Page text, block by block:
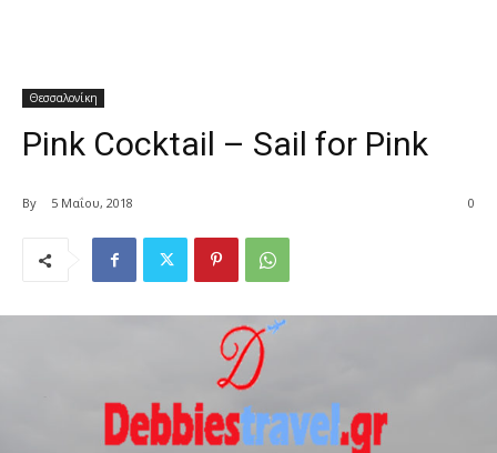
Θεσσαλονίκη
Pink Cocktail – Sail for Pink
By 5 Μαΐου, 2018 0